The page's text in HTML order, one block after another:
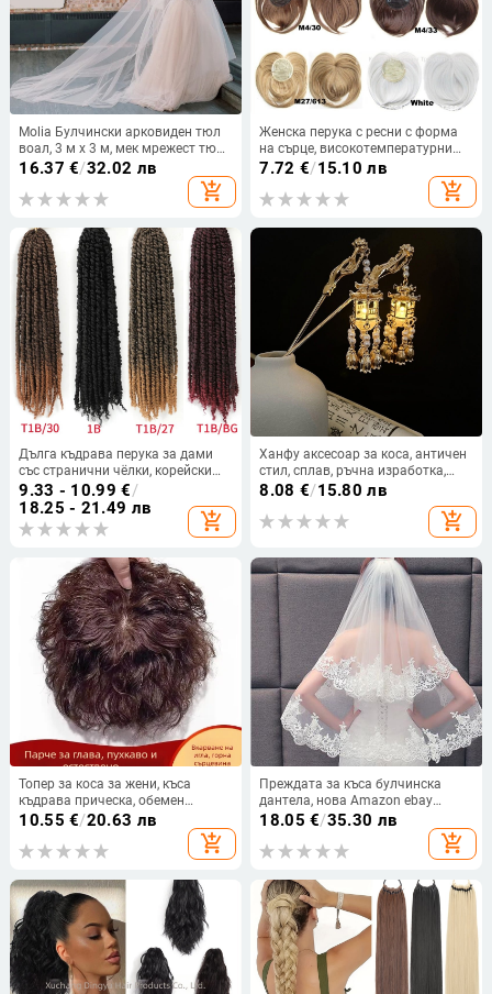
Molia Булчински арковиден тюл
воал, 3 м x 3 м, мек мрежест тюл,
без отражение
16.37 €/32.02 лв
add_shopping_cart
Женска перука с ресни с форма
на сърце, високотемпературни
влакна, модел DX001
7.72 €/15.10 лв
add_shopping_cart
Дълга къдрава перука за дами
със странични чёлки, корейски
стил, японски копринени нишки,
механично обработване, Qi чёлки
9.33 - 10.99 €/
18.25 - 21.49 лв
add_shopping_cart
Ханфу аксесоар за коса, античен
стил, сплав, ръчна изработка,
персонализирано
8.08 €/15.80 лв
add_shopping_cart
Топер за коса за жени, къса
къдрава прическа, обемен
елемент, влакна устойчиви на
високи температури, механизъм
за закрепване
10.55 €/20.63 лв
add_shopping_cart
Преждата за къса булчинска
дантела, нова Amazon ebay
външна търговия на едро от
фабрика, директни продажби
18.05 €/35.30 лв
add_shopping_cart